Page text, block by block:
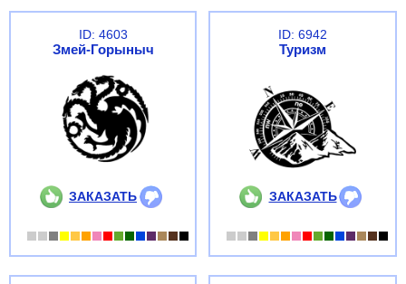
ID: 4603
Змей-Горыныч
ЗАКАЗАТЬ
ID: 6942
Туризм
ЗАКАЗАТЬ